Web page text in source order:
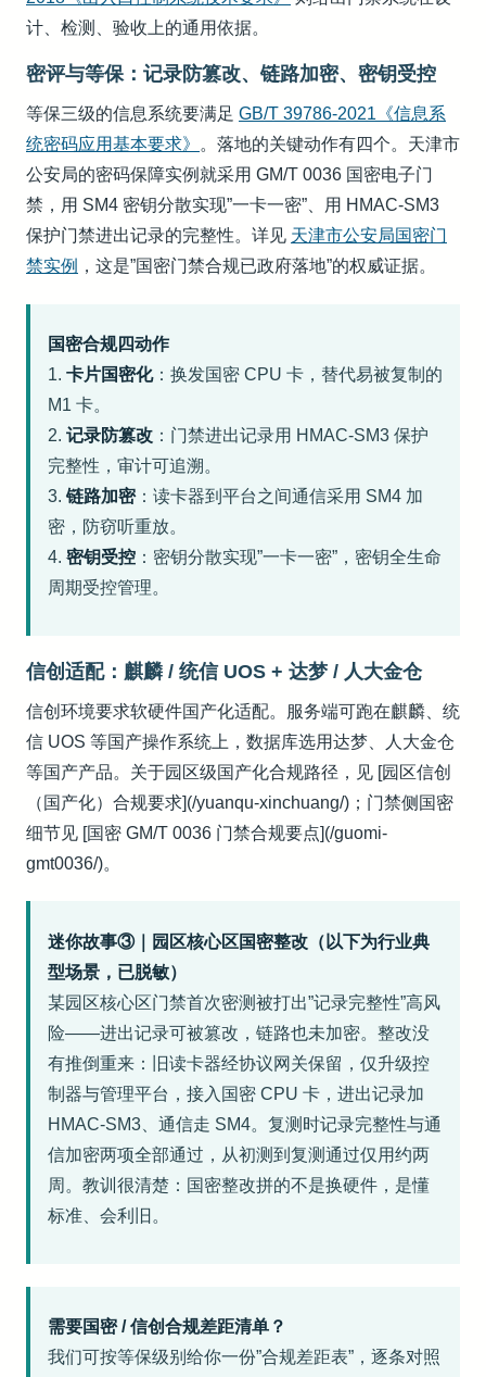
计、检测、验收上的通用依据。
密评与等保：记录防篡改、链路加密、密钥受控
等保三级的信息系统要满足 GB/T 39786-2021《信息系
统密码应用基本要求》
。落地的关键动作有四个。天津市
公安局的密码保障实例就采用 GM/T 0036 国密电子门
禁，用 SM4 密钥分散实现”一卡一密”、用 HMAC-SM3
保护门禁进出记录的完整性。详见 天津市公安局国密门
禁实例 ，这是”国密门禁合规已政府落地”的权威证据。
国密合规四动作
1. 卡片国密化：换发国密 CPU 卡，替代易被复制的
M1 卡。
2. 记录防篡改 ：门禁进出记录用 HMAC-SM3 保护
完整性，审计可追溯。
3. 链路加密：读卡器到平台之间通信采用 SM4 加
密，防窃听重放。
4. 密钥受控 ：密钥分散实现”一卡一密”，密钥全生命
周期受控管理。
信创适配：麒麟 / 统信 UOS + 达梦 / 人大金仓
信创环境要求软硬件国产化适配。服务端可跑在麒麟、统
信 UOS 等国产操作系统上，数据库选用达梦、人大金仓
等国产产品。关于园区级国产化合规路径，见 [园区信创
（国产化）合规要求](/yuanqu-xinchuang/)；门禁侧国密
细节见 [国密 GM/T 0036 门禁合规要点](/guomi-
gmt0036/)。
迷你故事③｜园区核心区国密整改（以下为行业典
型场景，已脱敏）
某园区核心区门禁首次密测被打出”记录完整性”高风
险——进出记录可被篡改，链路也未加密。整改没
有推倒重来：旧读卡器经协议网关保留，仅升级控
制器与管理平台，接入国密 CPU 卡，进出记录加
HMAC-SM3、通信走 SM4。复测时记录完整性与通
信加密两项全部通过，从初测到复测通过仅用约两
周。教训很清楚：国密整改拼的不是换硬件，是懂
标准、会利旧。
需要国密 / 信创合规差距清单？
我们可按等保级别给你一份”合规差距表”，逐条对照